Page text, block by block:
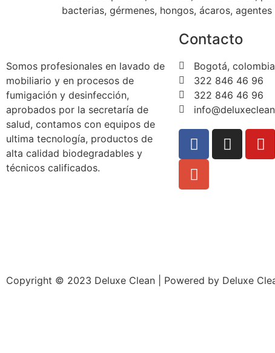
bacterias, gérmenes, hongos, ácaros,
Somos profesionales en lavado de
mobiliario y en procesos de
fumigación y desinfección,
aprobados por la secretaría de
salud, contamos con equipos de
ultima tecnología, productos de
alta calidad biodegradables y
técnicos calificados.
Contacto
Bogotá,
322 846 46 96
322 846 46 96
Copyright © 2023 Deluxe Clean | Powered by Deluxe